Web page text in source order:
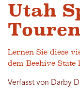
Utah
Touren
Lernen Sie diese
dem Beehive State
Verfasst von Darby